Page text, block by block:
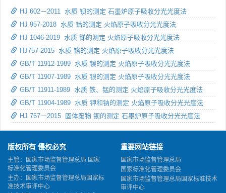
HJ 602－2011 水质 钡的测定 石墨炉原子吸收分光光度法
HJ 957-2018 水质 钴的测定 火焰原子吸收分光光度法
HJ 1046-2019 水质 锑的测定 火焰原子吸收分光光度法
HJ757-2015 水质 铬的测定 火焰原子吸收分光光度法
GB/T 11912-1989 水质 镍的测定 火焰原子吸收分光光度法
GB/T 11907-1989 水质 银的测定 火焰原子吸收分光光度法
GB/T 11911-1989 水质 铁、锰的测定 火焰原子吸收分光光度法
GB/T 11904-1989 水质 钾和钠的测定 火焰原子吸收分光光度法
HJ 767－2015 固体废物 钡的测定 石墨炉原子吸收分光光度法
版权所有 侵权必究
主管：国家市场监督管理总局 国家
标准化管理委员会
主办：国家市场监督管理总局国家标
准技术审评中心
重要网站链接
国家市场监督管理总局
国家标准化管理委员会
国家市场监督管理总局国家标准技术
审评中心